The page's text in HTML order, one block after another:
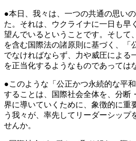
●本日、我々は、一つの共通の思い
た。それは、ウクライナに一日も早
望んでいるということです。そして
を含む国際法の諸原則に基づく、「
でなければならず、力や威圧による
を正当化するようなものであっては
●このような「公正かつ永続的な平
することは、国際社会全体を、分断
界に導いていくために、象徴的に重
う我々が、率先してリーダーシップ
せんか。